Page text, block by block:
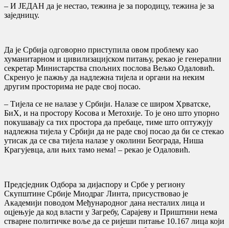
– И ЈЕДАН да је нестао, тежина је за породицу, тежина је за
заједницу.
Да је Србија одговорно приступила овом проблему као
хуманитарном и цивилизацијском питању, рекао је генерални
секретар Министарства спољних послова Вељко Одаловић.
Скренуо је пажњу да надлежна тијела и органи на неким
другим просторима не раде свој посао.
– Тијела се не налазе у Србији. Налазе се широм Хрватске,
БиХ, и на простору Косова и Метохије. То је оно што упорно
покушавају са тих простора да пребаце, тиме што оптужују
надлежна тијела у Србији да не раде свој посао да би се стекао
утисак да се сва тијела налазе у околини Београда, Ниша
Крагујевца, али њих тамо нема! – рекао је Одаловић.
Предсједник Одбора за дијаспору и Србе у региону
Скупштине Србије Миодраг Линта, присуствовао је
Академији поводом Међународног дана несталих лица и
оцјењује да код власти у Загребу, Сарајеву и Приштини нема
стварне политичке воље да се ријеши питање 10.167 лица који